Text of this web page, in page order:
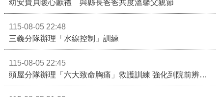
幼安寶貝暖心獻禮 與縣長爸爸共度溫馨父親節
115-08-05 22:48
三義分隊辦理「水線控制」訓練
115-08-05 22:45
頭屋分隊辦理「六大致命胸痛」救護訓練 強化到院前辨識能力 提升緊急救護品質